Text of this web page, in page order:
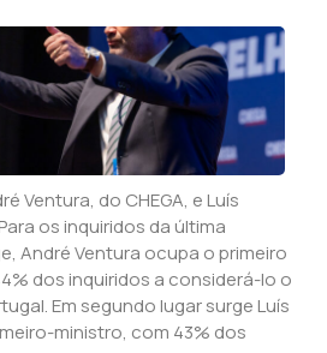
Ventura, do CHEGA, e Luís
os inquiridos da última
André Ventura ocupa o primeiro
dos inquiridos a considerá-lo o
Em segundo lugar surge Luís
ministro, com 43% dos